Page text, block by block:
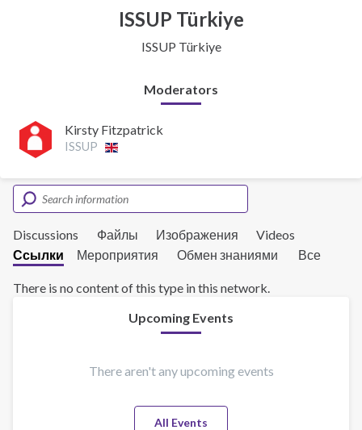
ISSUP Türkiye
ISSUP Türkiye
Moderators
Kirsty Fitzpatrick
ISSUP
Discussions Файлы Изображения
Videos
Ссылки
Мероприятия Обмен знаниями Все
There is no content of this type in this network.
Upcoming Events
There aren't any upcoming events
All Events